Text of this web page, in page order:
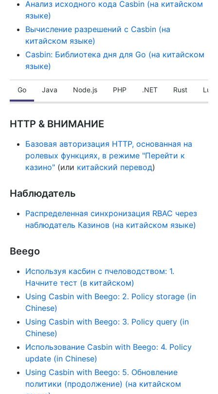
Анализ исходного кода Casbin (на китайском
языке)
Вычисление разрешений с Casbin (на
китайском языке)
Casbin: Библиотека дня для Go (на китайском
языке)
Go Java Node.js PHP .NET Rust Lua
HTTP & ВНИМАНИЕ
Базовая авторизация HTTP, основанная на
ролевых функциях, в режиме "Перейти к
казино" (или китайский перевод)
Наблюдатель
Распределенная синхронизация RBAC через
наблюдатель Казинов (на китайском языке)
Beego
Используя касбин с пчеловодством: 1.
Начните тест (в китайском)
Using Casbin with Beego: 2. Policy storage (in
Chinese)
Using Casbin with Beego: 3. Policy query (in
Chinese)
Использование Casbin with Beego: 4. Policy
update (in Chinese)
Using Casbin with Beego: 5. Обновление
политики (продолжение) (на китайском